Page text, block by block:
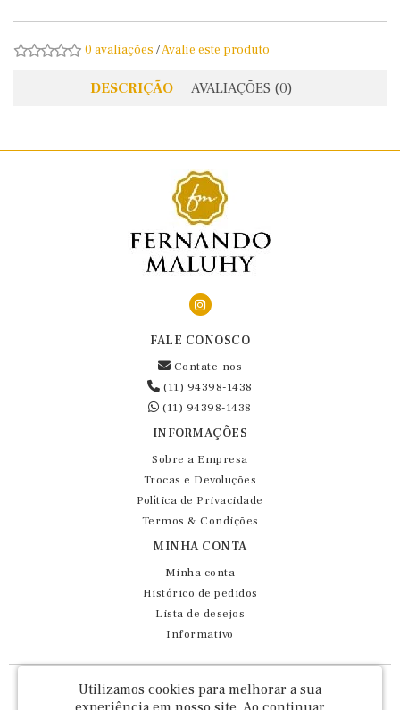
0 avaliações /Avalie este produto
DESCRIÇÃO AVALIAÇÕES (0)
FALE CONOSCO
Contate-nos
(11) 94398-1438
(11) 94398-1438
INFORMAÇÕES
Sobre a Empresa
Trocas e Devoluções
Política de Privacidade
Termos & Condições
MINHA CONTA
Minha conta
Histórico de pedidos
Lista de desejos
Informativo
Fernando Maluhy Cia Ltda - CNPJ: 60.458.825/0001-86
Rua Dr Euclydes da Cunha, 47 - Brás - São Paulo / SP - CEP 03016-030
Utilizamos cookies para melhorar a sua